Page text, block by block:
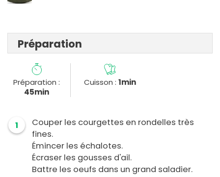
Préparation
Préparation :
45min
Cuisson : 1min
1
Couper les courgettes en rondelles très
fines.
Émincer les échalotes.
Écraser les gousses d'ail.
Battre les oeufs dans un grand saladier.